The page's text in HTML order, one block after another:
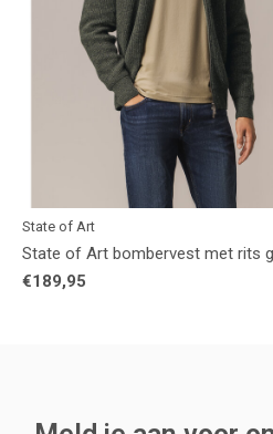
State of Art
State of Art bombervest met rits
€189,95